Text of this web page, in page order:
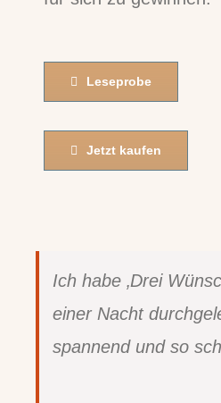
Leseprobe
Jetzt kaufen
Ich habe ‚Drei
einer Nacht
spannend und so